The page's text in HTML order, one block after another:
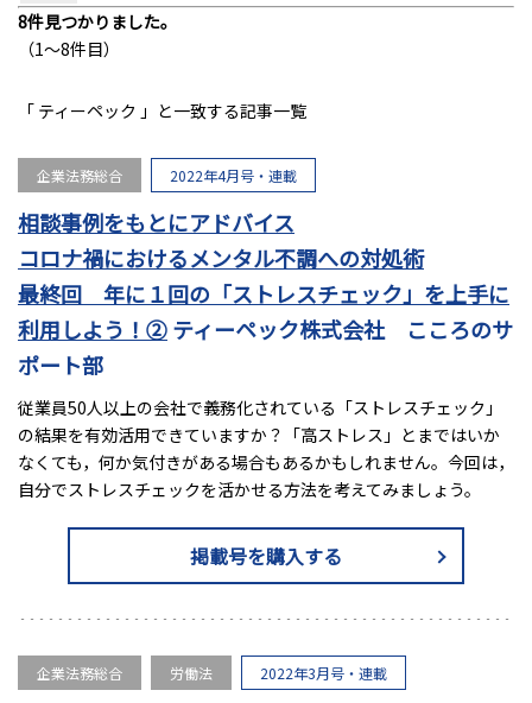
8件見つかりました。
（1～8件目）
「 ティーペック 」と一致する記事一覧
企業法務総合 2022年4月号・連載
相談事例をもとにアドバイス
コロナ禍におけるメンタル不調への対処術
最終回 年に１回の「ストレスチェック」を上手に
利用しよう！②ティーペック株式会社 こころのサ
ポート部
従業員50人以上の会社で義務化されている「ストレスチェック」
の結果を有効活用できていますか？「高ストレス」とまではいか
なくても，何か気付きがある場合もあるかもしれません。今回は，
自分でストレスチェックを活かせる方法を考えてみましょう。
掲載号を購入する
企業法務総合 労働法 2022年3月号・連載